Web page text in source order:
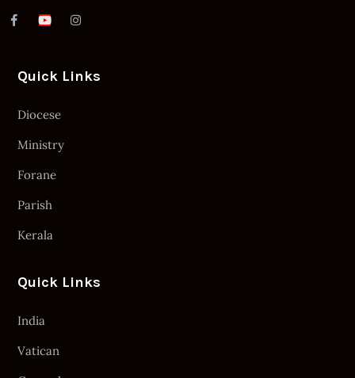
Quick Links
Diocese
Ministry
Forane
Parish
Kerala
Quick Links
India
Vatican